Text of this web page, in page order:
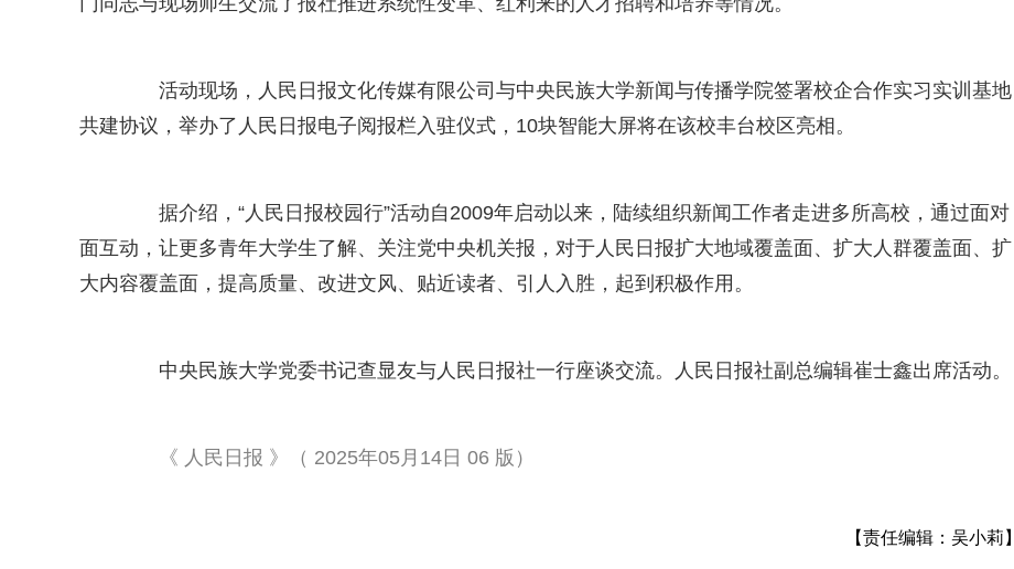
活动现场，人民日报文化传媒有限公司与中央民族大学新闻与传播学院签署校企合作实习实训基地
共建协议，举办了人民日报电子阅报栏入驻仪式，10块智能大屏将在该校丰台校区亮相。
据介绍，“人民日报校园行”活动自2009年启动以来，陆续组织新闻工作者走进多所高校，通过面对
面互动，让更多青年大学生了解、关注党中央机关报，对于人民日报扩大地域覆盖面、扩大人群覆盖面、扩
大内容覆盖面，提高质量、改进文风、贴近读者、引人入胜，起到积极作用。
中央民族大学党委书记查显友与人民日报社一行座谈交流。人民日报社副总编辑崔士鑫出席活动。
《 人民日报 》（ 2025年05月14日 06 版）
【责任编辑：吴小莉】